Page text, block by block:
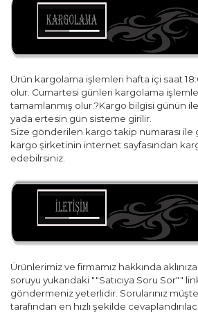
Ürün kargolama işlemleri hafta içi saat
olur. Cumartesi günleri kargolama
tamamlanmış olur.?Kargo bilgisi günün
yada ertesin gün sisteme girilir.
Size gönderilen kargo takip numarası
kargo şirketinin internet sayfasından
edebilrsiniz.
Ürünlerimiz ve firmamız hakkında
soruyu yukarıdaki ""Satıcıya Soru Sor""
göndermeniz yeterlidir. Sorularınız
tarafından en hızlı şekilde